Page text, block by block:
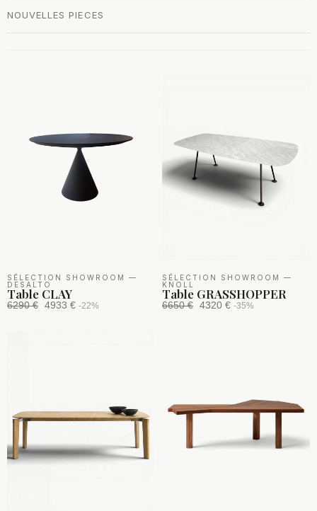
NOUVELLES PIECES
SÉLECTION SHOWROOM
—
DESALTO
Table CLAY
6290 € 4933 € -22%
SÉLECTION SHOWROOM
—
KNOLL
Table GRASSHOPPER
6650 € 4320 € -35%